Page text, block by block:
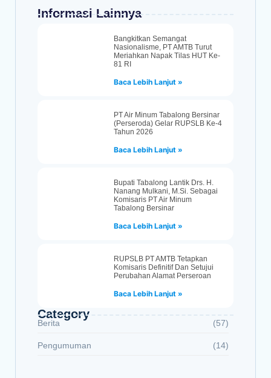
Informasi Lainnya
Bangkitkan Semangat
Nasionalisme, PT AMTB Turut
Meriahkan Napak Tilas HUT Ke-
81 RI
Baca Lebih Lanjut »
PT Air Minum Tabalong Bersinar
(Perseroda) Gelar RUPSLB Ke-4
Tahun 2026
Baca Lebih Lanjut »
Bupati Tabalong Lantik Drs. H.
Nanang Mulkani, M.Si. Sebagai
Komisaris PT Air Minum
Tabalong Bersinar
Baca Lebih Lanjut »
RUPSLB PT AMTB Tetapkan
Komisaris Definitif Dan Setujui
Perubahan Alamat Perseroan
Baca Lebih Lanjut »
Category
Berita (57)
Pengumuman (14)